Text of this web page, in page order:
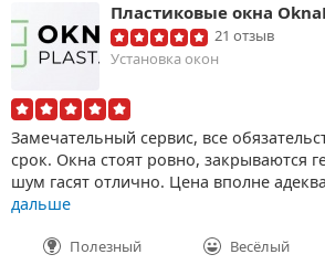
Пластиковые окна
21 отзыв
Установка окон
Замечательный сервис, все
срок. Окна стоят ровно, закрываются
шум гасят отлично. Цена вполне
дальше
Полезный Весёлый